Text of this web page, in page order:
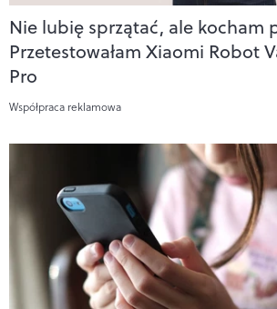
Nie lubię sprzątać, ale kocham
Przetestowałam Xiaomi Robot
Pro
Współpraca reklamowa